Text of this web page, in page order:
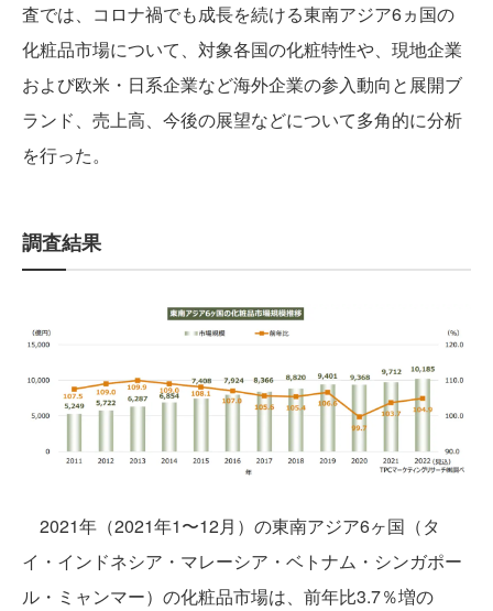
査では、コロナ禍でも成長を続ける東南アジア6ヵ国の
化粧品市場について、対象各国の化粧特性や、現地企業
および欧米・日系企業など海外企業の参入動向と展開ブ
ランド、売上高、今後の展望などについて多角的に分析
を行った。
調査結果
2021年（2021年1〜12月）の東南アジア6ヶ国（タ
イ・インドネシア・マレーシア・ベトナム・シンガポー
ル・ミャンマー）の化粧品市場は、前年比3.7％増の